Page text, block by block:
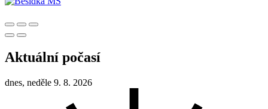
Aktuální počasí
dnes, neděle 9. 8. 2026